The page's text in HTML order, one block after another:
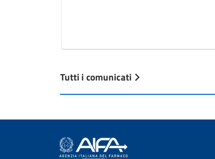
Tutti i comunicati